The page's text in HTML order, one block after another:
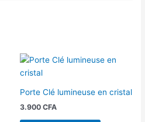
Porte Clé lumineuse en cristal
3.900 CFA